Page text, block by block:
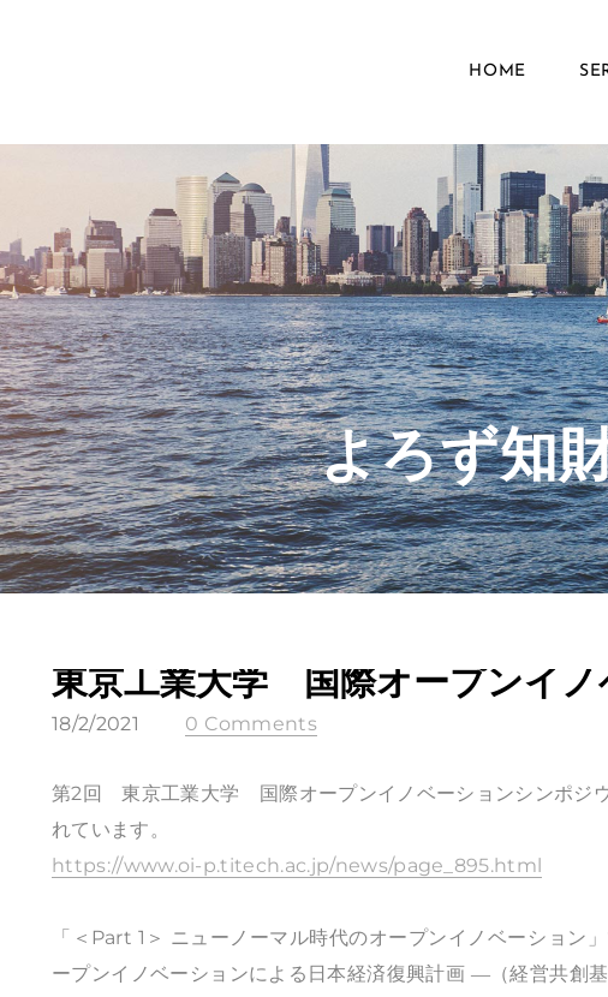
HOME
よろず知
東京工業大学 国際オープンイ
18/2/2021 0 Comments
第2回 東京工業大学 国際オープンイノベーションシンポジ
れています。
https://www.oi-p.titech.ac.jp/news/page_895.html
「＜Part 1＞ ニューノーマル時代のオープンイノベーショ
ープンイノベーションによる日本経済復興計画 ―（経営共